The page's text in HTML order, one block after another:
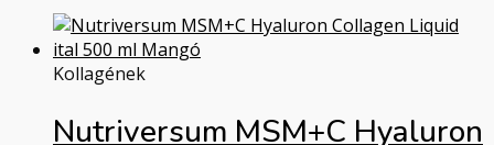
Kollagének
Nutriversum MSM+C Hyaluron